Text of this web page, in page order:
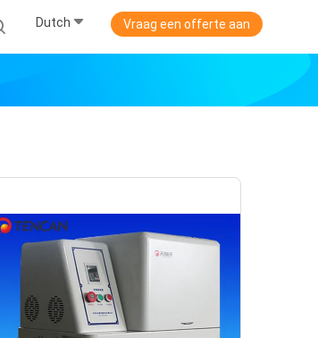
Dutch Vraag een offerte aan